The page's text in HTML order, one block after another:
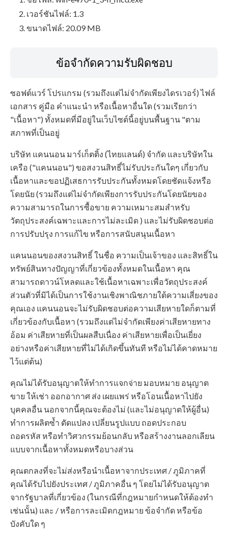
เวอร์ชันไฟล์: 1.3
ขนาดไฟล์: 20.09 MB
ข้อจำกัดความรับผิดชอบ
ซอฟต์แวร์ โปรแกรม (รวมถึงแต่ไม่จำกัดเพียงไดรเวอร์) ไฟล์
เอกสาร คู่มือ คำแนะนำ หรือเนื้อหาอื่นใด (รวมเรียกว่า
"เนื้อหา") ทั้งหมดที่มีอยู่ในเว็บไซต์นี้อยู่บนพื้นฐาน "ตาม
สภาพที่เป็นอยู่
บริษัท แคนนอน มาร์เก็ตติ้ง (ไทยแลนด์) จำกัด และบริษัทใน
เครือ ("แคนนอน") ขอสงวนสิทธิ์ไม่รับประกันใดๆ เกี่ยวกับ
เนื้อหาและขอปฏิเสธการรับประกันทั้งหมดโดยชัดแจ้งหรือ
โดยนัย (รวมถึงแต่ไม่จำกัดเพียงการรับประกันโดยนัยของ
ความสามารถในการซื้อขาย ความเหมาะสมสำหรับ
วัตถุประสงค์เฉพาะและการไม่ละเมิด ) และไม่รับผิดชอบต่อ
การปรับปรุง การแก้ไข หรือการสนับสนุนเนื้อหา
แคนนอนของสงวนสิทธิ์ ในชื่อ ความเป็นเจ้าของ และสิทธิ์ใน
ทรัพย์สินทางปัญญาที่เกี่ยวข้องทั้งหมดในเนื้อหา คุณ
สามารถดาวน์โหลดและใช้เนื้อหาเฉพาะเพื่อวัตถุประสงค์
ส่วนตัวที่มิได้เป็นการใช้งานเชิงพาณิชภายใต้ความเสี่ยงของ
คุณเอง แคนนอนจะไม่รับผิดชอบต่อความเสียหายใดก็ตามที่
เกี่ยวข้องกับเนื้อหา (รวมถึงแต่ไม่จำกัดเพียงค่าเสียหายทาง
อ้อม ค่าเสียหายที่เป็นผลสืบเนื่อง ค่าเสียหายเพื่อเป็นเยี่ยง
อย่างหรือค่าเสียหายที่ไม่ได้เกิดขึ้นทันที หรือไม่ได้คาดหมาย
ไว้แต่ต้น)
คุณไม่ได้รับอนุญาตให้ทำการแจกจ่าย มอบหมาย อนุญาต
ขาย ให้เช่า ออกอากาศ ส่ง เผยแพร่ หรือโอนเนื้อหาไปยัง
บุคคลอื่น นอกจากนี้คุณจะต้องไม่ (และไม่อนุญาตให้ผู้อื่น)
ทำการผลิตซ้ำ ดัดแปลง เปลี่ยนรูปแบบ ถอดประกอบ
ถอดรหัส หรือทำวิศวกรรมย้อนกลับ หรือสร้างงานลอกเลียน
แบบจากเนื้อหาทั้งหมดหรือบางส่วน
คุณตกลงที่จะไม่ส่งหรือนำเนื้อหาจากประเทศ / ภูมิภาคที่
คุณได้รับไปยังประเทศ / ภูมิภาคอื่น ๆ โดยไม่ได้รับอนุญาต
จากรัฐบาลที่เกี่ยวข้อง (ในกรณีที่กฎหมายกำหนดให้ต้องทำ
เช่นนั้น) และ / หรือการละเมิดกฎหมาย ข้อจำกัด หรือข้อ
บังคับใด ๆ